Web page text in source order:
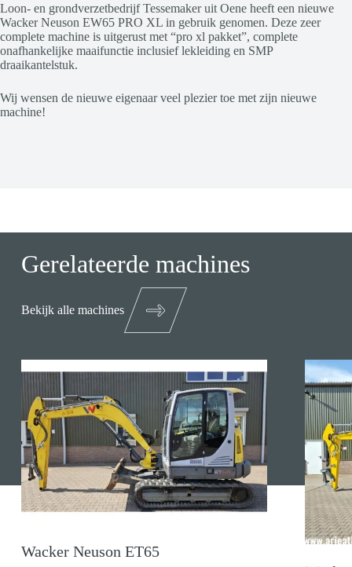
Loon- en grondverzetbedrijf Tessemaker uit Oene heeft een nieuwe
Wacker Neuson EW65 PRO XL in gebruik genomen. Deze zeer
complete machine is uitgerust met “pro xl pakket”, complete
onafhankelijke maaifunctie inclusief lekleiding en SMP
draaikantelstuk.
Wij wensen de nieuwe eigenaar veel plezier toe met zijn nieuwe
machine!
Gerelateerde machines
Bekijk alle machines
Wacker Neuson ET65